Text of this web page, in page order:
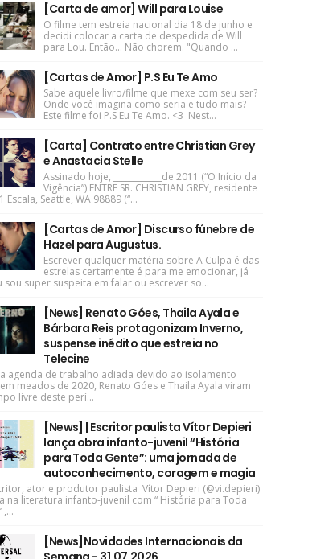
[Carta de amor] Will para Louise
O filme tem estreia nacional dia 18 de junho e
decidi colocar a carta de despedida de Will
para Lou. Então... Não chorem. "Quando ...
[Cartas de Amor] P.S Eu Te Amo
Sabe aquele livro/filme que mexe com seu ser?
Onde você imagina como seria e tudo mais?
Este filme foi P.S Eu Te Amo. <3 Nest...
[Carta] Contrato entre Christian Grey
e Anastacia Stelle
Assinado hoje, ____________de 2011 (“O Início da
Vigência”) ENTRE SR. CHRISTIAN GREY, residente
Escala, Seattle, WA 98889 (“...
[Cartas de Amor] Discurso fúnebre de
Hazel para Augustus.
Escrever qualquer matéria sobre A Culpa é das
estrelas certamente é para me emocionar, já
sou super suspeita em falar ou escrever so...
[News] Renato Góes, Thaila Ayala e
Bárbara Reis protagonizam Inverno,
suspense inédito que estreia no
Telecine
agenda de trabalho adiada devido ao isolamento
meados de 2020, Renato Góes e Thaila Ayala viram
livre deste perí...
[News] | Escritor paulista Vítor Depieri
lança obra infanto-juvenil “História
para Toda Gente”: uma jornada de
autoconhecimento, coragem e magia
ator e produtor paulista Vítor Depieri (@vi.depieri)
na literatura infanto-juvenil com “ História para Toda
,...
[News]Novidades Internacionais da